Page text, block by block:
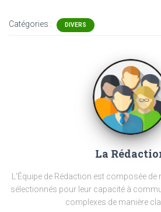
Catégories : DIVERS
La
L'Équipe de Rédaction est composée
sélectionnés pour leur capacité à
complexes de manière